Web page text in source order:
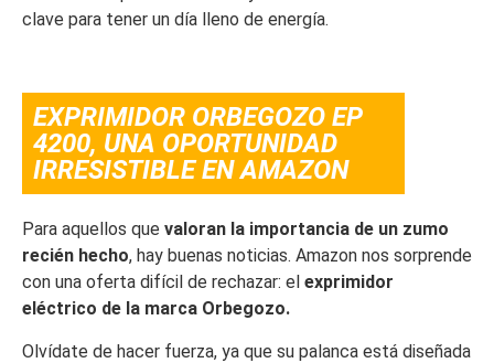
clave para tener un día lleno de energía.
EXPRIMIDOR ORBEGOZO EP
4200, UNA OPORTUNIDAD
IRRESISTIBLE EN AMAZON
Para aquellos que valoran la importancia de un zumo
recién hecho, hay buenas noticias. Amazon nos sorprende
con una oferta difícil de rechazar: el exprimidor
eléctrico de la marca Orbegozo.
Olvídate de hacer fuerza, ya que su palanca está diseñada